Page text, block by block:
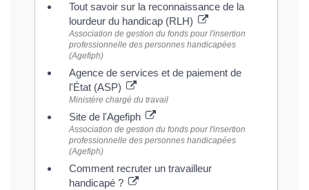
Tout savoir sur la reconnaissance de la
lourdeur du handicap (RLH)
Association de gestion du fonds pour l'insertion
professionnelle des personnes handicapées
(Agefiph)
Agence de services et de paiement de
l'État (ASP)
Ministère chargé du travail
Site de l'Agefiph
Association de gestion du fonds pour l'insertion
professionnelle des personnes handicapées
(Agefiph)
Comment recruter un travailleur
handicapé ?